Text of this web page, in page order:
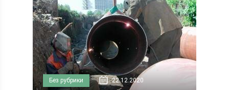
Без рубрики 22.12.2020